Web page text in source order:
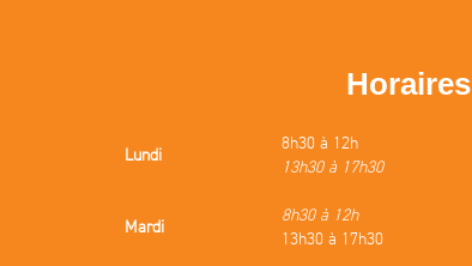
Horaires
Lundi
8h30 à 12h
13h30 à 17h30
Mardi
8h30 à 12h
13h30 à 17h30